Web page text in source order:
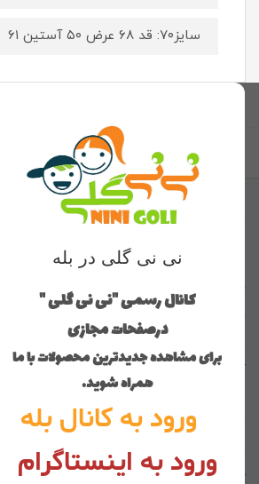
سایز۷۰: قد ۶۸ عرض ۵۰ آستین ۶۱
نی نی گلی در بله
کانال رسمی "نی نی گلی "
درصفحات مجازی
برای مشاهده جدیدترین محصولات با ما
همراه شوید.
ورود به کانال بله
ورود به اینستاگرام
برگشت به بالا
منوی وب‌سایت
خانه
کوچولوهای نی نی گلی
تماس با ما
کد پیگیری سفارشات